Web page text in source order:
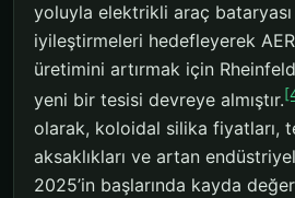
yoluyla elektrikli araç
iyileştirmeleri hedefleyerek
üretimini artırmak için
yeni bir tesisi devreye almıştır.
olarak, koloidal silika fiyatları,
aksaklıkları ve artan
2025’in başlarında kayda